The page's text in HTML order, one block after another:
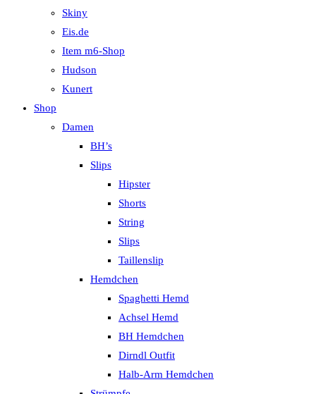
Skiny
Eis.de
Item m6-Shop
Hudson
Kunert
Shop
Damen
BH’s
Slips
Hipster
Shorts
String
Slips
Taillenslip
Hemdchen
Spaghetti Hemd
Achsel Hemd
BH Hemdchen
Dirndl Outfit
Halb-Arm Hemdchen